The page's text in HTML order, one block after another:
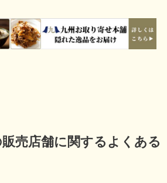
売店舗に関するよくある